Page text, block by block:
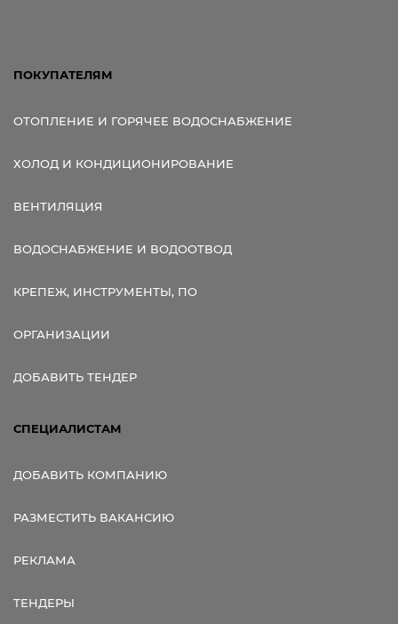
ПОКУПАТЕЛЯМ
ОТОПЛЕНИЕ И ГОРЯЧЕЕ ВОДОСНАБЖЕНИЕ
ХОЛОД И КОНДИЦИОНИРОВАНИЕ
ВЕНТИЛЯЦИЯ
ВОДОСНАБЖЕНИЕ И ВОДООТВОД
КРЕПЕЖ, ИНСТРУМЕНТЫ, ПО
ОРГАНИЗАЦИИ
ДОБАВИТЬ ТЕНДЕР
СПЕЦИАЛИСТАМ
ДОБАВИТЬ КОМПАНИЮ
РАЗМЕСТИТЬ ВАКАНСИЮ
РЕКЛАМА
ТЕНДЕРЫ